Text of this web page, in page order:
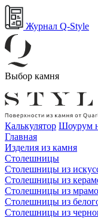
Журнал Q-Style
Выбор камня
Калькулятор Шоурум
Главная
Изделия из камня
Столешницы
Столешницы из
Столешницы из
Столешницы из
Столешницы из
Столешницы из